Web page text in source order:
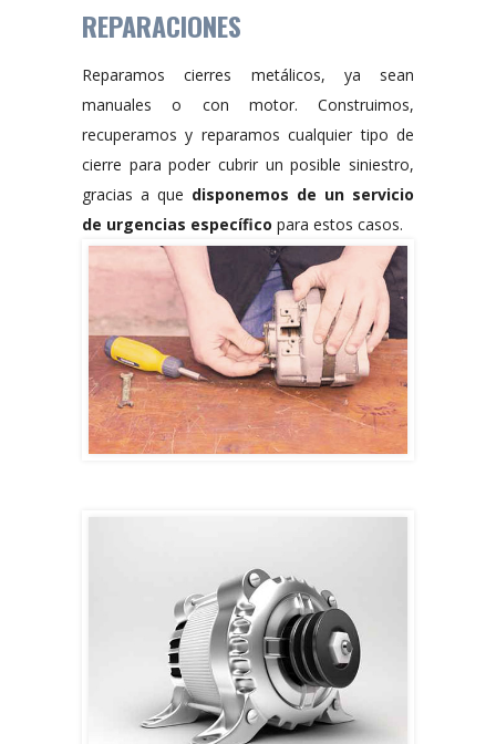
REPARACIONES
Reparamos cierres metálicos, ya sean
manuales o con motor. Construimos,
recuperamos y reparamos cualquier tipo de
cierre para poder cubrir un posible siniestro,
gracias a que disponemos de un servicio
de urgencias específico para estos casos.